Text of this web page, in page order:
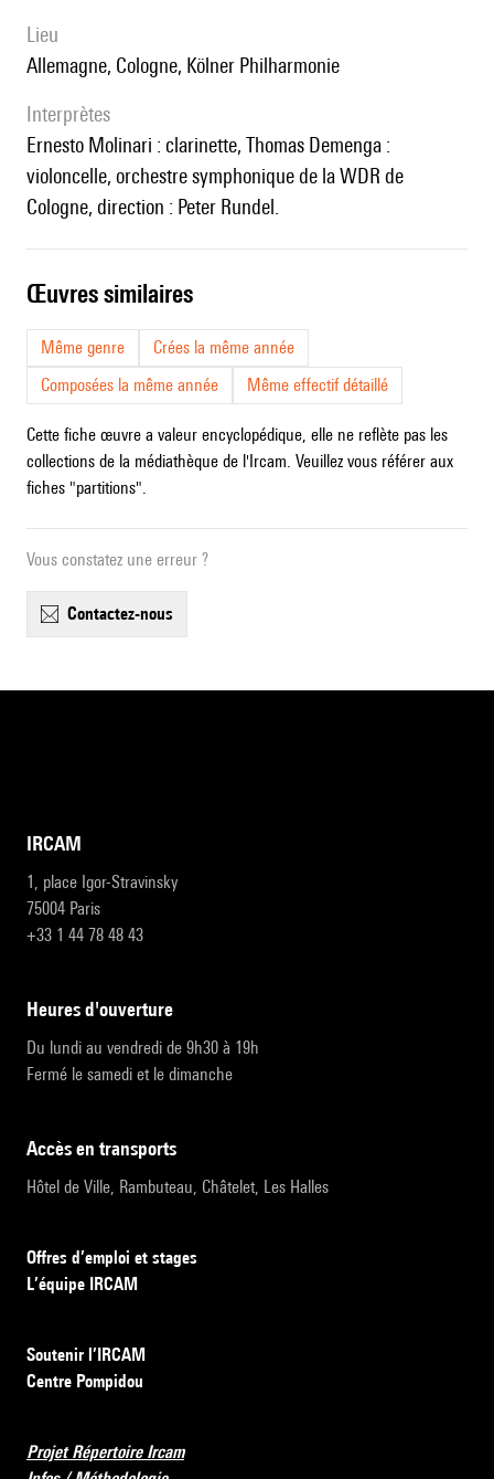
lieu
Allemagne, Cologne, Kölner Philharmonie
interprètes
Ernesto Molinari : clarinette, Thomas Demenga :
violoncelle, orchestre symphonique de la WDR de
Cologne, direction : Peter Rundel.
œuvres similaires
Même genre
Crées la même année
Composées la même année
Même effectif détaillé
Cette fiche œuvre a valeur encyclopédique, elle ne reflète pas les
collections de la médiathèque de l'Ircam. Veuillez vous référer aux
fiches "partitions".
Vous constatez une erreur ?
contactez-nous
IRCAM
1, place Igor-Stravinsky
75004 Paris
+33 1 44 78 48 43
heures d'ouverture
Du lundi au vendredi de 9h30 à 19h
Fermé le samedi et le dimanche
accès en transports
Hôtel de Ville, Rambuteau, Châtelet, Les Halles
Offres d’emploi et stages
L’équipe IRCAM
Soutenir l’IRCAM
Centre Pompidou
Projet Répertoire Ircam